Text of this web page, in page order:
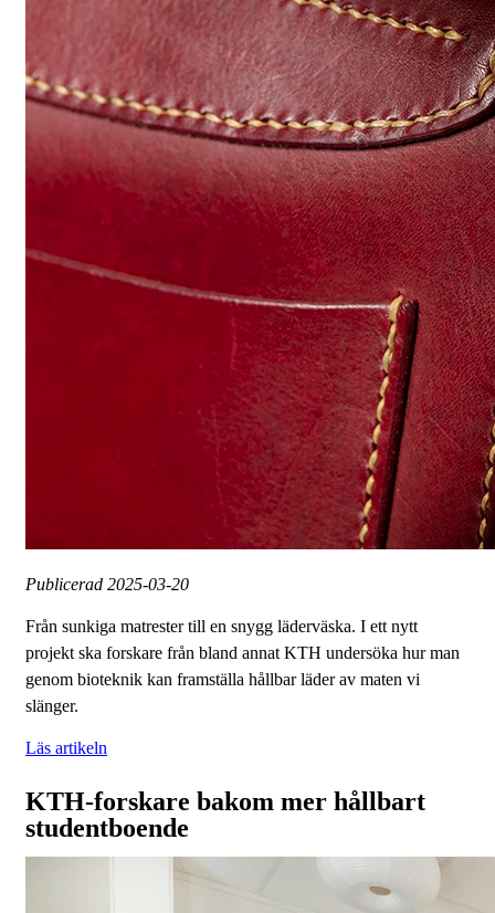
Publicerad 2025-03-20
Från sunkiga matrester till en snygg läderväska. I ett nytt
projekt ska forskare från bland annat KTH undersöka hur man
genom bioteknik kan framställa hållbar läder av maten vi
slänger.
Läs artikeln
KTH-forskare bakom mer hållbart
studentboende